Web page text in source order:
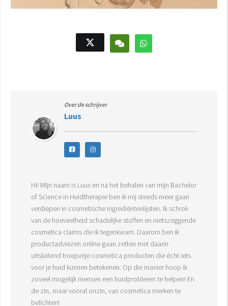
Over de schrijver
Luus
Hi! Mijn naam is Luus en na het behalen van mijn Bachelor
of Science in Huidtherapie ben ik mij steeds meer gaan
verdiepen in cosmetische ingrediëntenlijsten. Ik schrok
van de hoeveelheid schadelijke stoffen en nietszeggende
cosmetica claims die ik tegenkwam. Daarom ben ik
productadviezen online gaan zetten met daarin
uitsluitend troepvrije cosmetica producten die écht iets
voor je huid kunnen betekenen. Op die manier hoop ik
zoveel mogelijk mensen een huidprobleem te helpen! En
de zin, maar vooral onzin, van cosmetica merken te
belichten!